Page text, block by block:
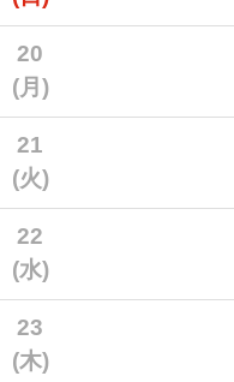
20
(月)
21
(火)
22
(水)
23
(木)